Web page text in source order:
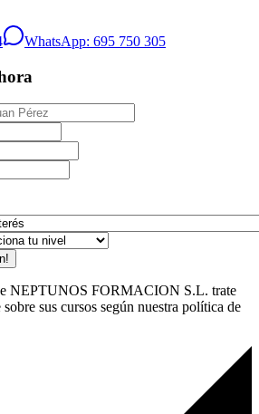
WhatsApp: 695 750 305
NEPTUNOS FORMACION S.L. trate
sus cursos según nuestra política de